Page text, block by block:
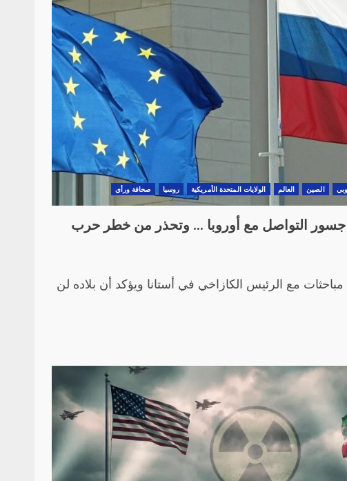
الصين العالم الولايات المتحدة الأمريكية روسيا صحافة ورأي
جسور التواصل مع أوروبا … وتحذر من خطر حرب
مع الرئيس الكازاخي في أستانا ويؤكد أن بلاده لن